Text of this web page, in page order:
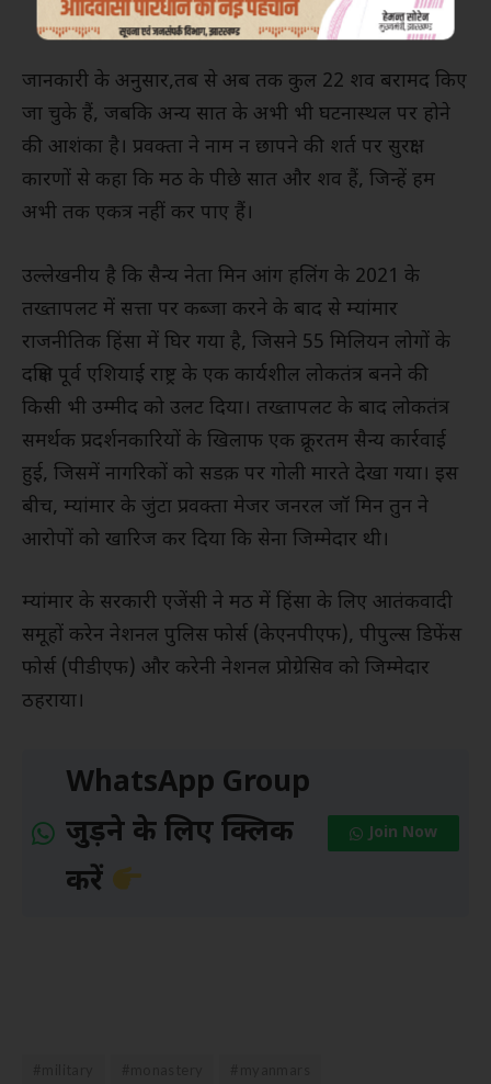
जानकारी के अनुसार,तब से अब तक कुल 22 शव बरामद किए
जा चुके हैं, जबकि अन्य सात के अभी भी घटनास्थल पर होने
की आशंका है। प्रवक्ता ने नाम न छापने की शर्त पर सुरक्षा
कारणों से कहा कि मठ के पीछे सात और शव हैं, जिन्हें हम
अभी तक एकत्र नहीं कर पाए हैं।
उल्लेखनीय है कि सैन्य नेता मिन आंग हलिंग के 2021 के
तख्तापलट में सत्ता पर कब्जा करने के बाद से म्यांमार
राजनीतिक हिंसा में घिर गया है, जिसने 55 मिलियन लोगों के
दक्षिण पूर्व एशियाई राष्ट्र के एक कार्यशील लोकतंत्र बनने की
किसी भी उम्मीद को उलट दिया। तख्तापलट के बाद लोकतंत्र
समर्थक प्रदर्शनकारियों के खिलाफ एक क्रूरतम सैन्य कार्रवाई
हुई, जिसमें नागरिकों को सडक़ पर गोली मारते देखा गया। इस
बीच, म्यांमार के जुंटा प्रवक्ता मेजर जनरल जॉ मिन तुन ने
आरोपों को खारिज कर दिया कि सेना जिम्मेदार थी।
म्यांमार के सरकारी एजेंसी ने मठ में हिंसा के लिए आतंकवादी
समूहों करेन नेशनल पुलिस फोर्स (केएनपीएफ), पीपुल्स डिफेंस
फोर्स (पीडीएफ) और करेनी नेशनल प्रोग्रेसिव को जिम्मेदार
ठहराया।
WhatsApp Group
जुड़ने के लिए क्लिक
करें
Join Now